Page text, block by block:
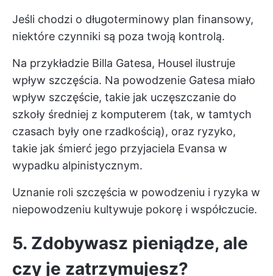
Jeśli chodzi o długoterminowy plan finansowy,
niektóre czynniki są poza twoją kontrolą.
Na przykładzie Billa Gatesa, Housel ilustruje
wpływ szczęścia. Na powodzenie Gatesa miało
wpływ szczęście, takie jak uczęszczanie do
szkoły średniej z komputerem (tak, w tamtych
czasach były one rzadkością), oraz ryzyko,
takie jak śmierć jego przyjaciela Evansa w
wypadku alpinistycznym.
Uznanie roli szczęścia w powodzeniu i ryzyka w
niepowodzeniu kultywuje pokorę i współczucie.
5. Zdobywasz pieniądze, ale
czy je zatrzymujesz?